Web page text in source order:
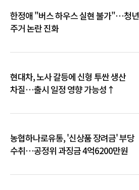
한정애 "버스 하우스 실현 불가"…청년
주거 논란 진화
현대차, 노사 갈등에 신형 투싼 생산
차질…출시 일정 영향 가능성↑
농협하나로유통, '신상품 장려금' 부당
수취…공정위 과징금 4억6200만원